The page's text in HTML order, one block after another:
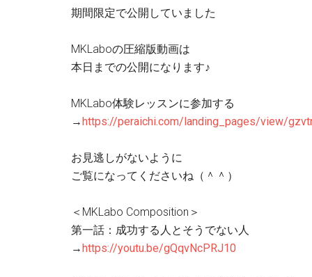
期間限定で公開していました
MKLaboの圧縮版動画は
本日までの公開になります♪
MKLabo体験レッスンに参加する
→https://peraichi.com/landing_pages/view/
お見逃しがないように
ご覧になってくださいね（＾＾）
＜MKLabo Composition＞
第一話：成功する人とそうでない人
→https://youtu.be/gQqvNcPRJ10